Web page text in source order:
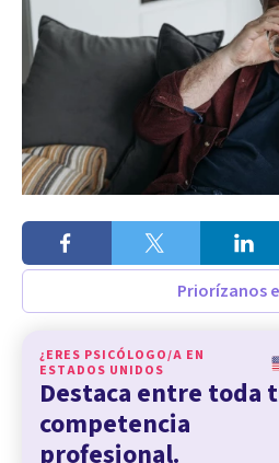
Priorízanos
¿ERES PSICÓLOGO/A EN
ESTADOS UNIDOS
Destaca entre toda
competencia
profesional.